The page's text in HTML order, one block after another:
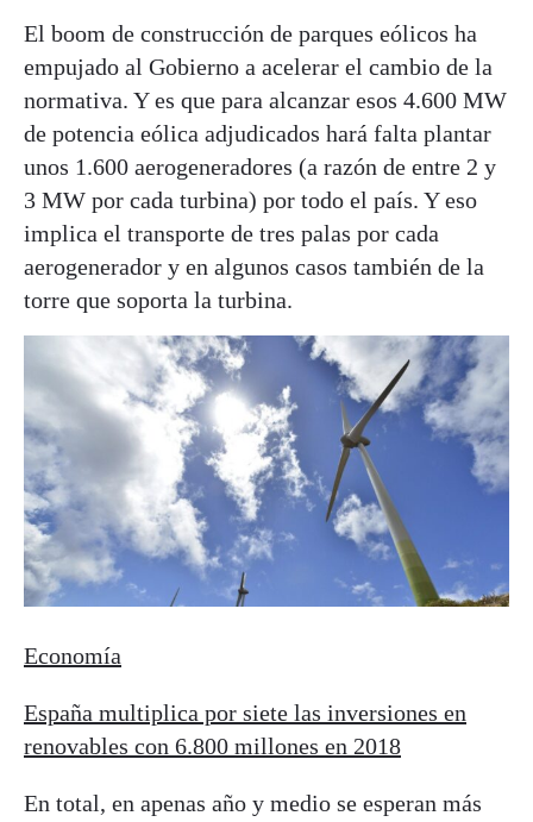
El boom de construcción de parques eólicos ha
empujado al Gobierno a acelerar el cambio de la
normativa. Y es que para alcanzar esos 4.600 MW
de potencia eólica adjudicados hará falta plantar
unos 1.600 aerogeneradores (a razón de entre 2 y
3 MW por cada turbina) por todo el país. Y eso
implica el transporte de tres palas por cada
aerogenerador y en algunos casos también de la
torre que soporta la turbina.
Economía
España multiplica por siete las inversiones en
renovables con 6.800 millones en 2018
En total, en apenas año y medio se esperan más